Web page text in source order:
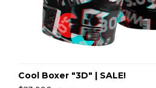
Cool Boxer "3D" | SALE!